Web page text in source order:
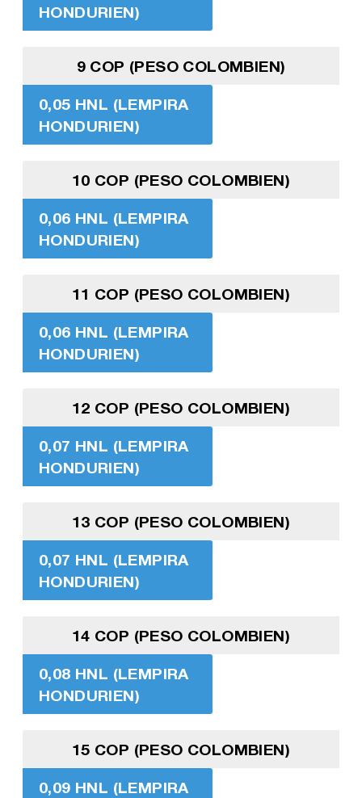
HONDURIEN)
9 COP (PESO COLOMBIEN)
0,05 HNL (LEMPIRA
HONDURIEN)
10 COP (PESO COLOMBIEN)
0,06 HNL (LEMPIRA
HONDURIEN)
11 COP (PESO COLOMBIEN)
0,06 HNL (LEMPIRA
HONDURIEN)
12 COP (PESO COLOMBIEN)
0,07 HNL (LEMPIRA
HONDURIEN)
13 COP (PESO COLOMBIEN)
0,07 HNL (LEMPIRA
HONDURIEN)
14 COP (PESO COLOMBIEN)
0,08 HNL (LEMPIRA
HONDURIEN)
15 COP (PESO COLOMBIEN)
0,09 HNL (LEMPIRA